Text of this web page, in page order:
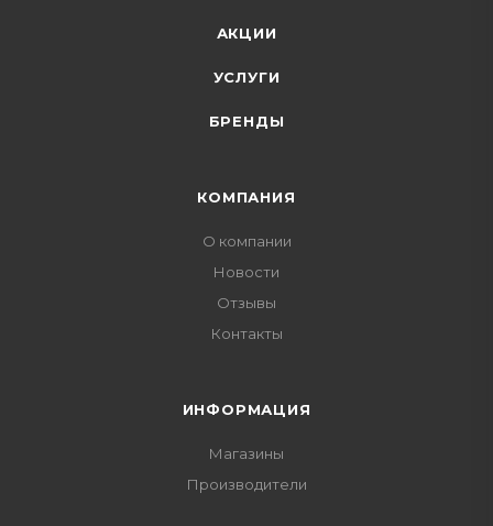
АКЦИИ
УСЛУГИ
БРЕНДЫ
КОМПАНИЯ
О компании
Новости
Отзывы
Контакты
ИНФОРМАЦИЯ
Магазины
Производители